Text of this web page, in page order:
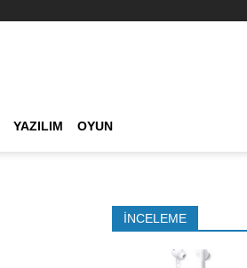
YAZILIM OYUN
İNCELEME